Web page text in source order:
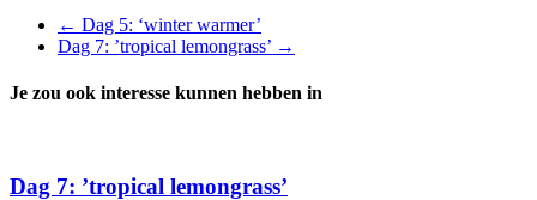
← Dag 5: ‘winter warmer’
Dag 7: ’tropical lemongrass’ →
Je zou ook interesse kunnen hebben in
Dag 7: ’tropical lemongrass’